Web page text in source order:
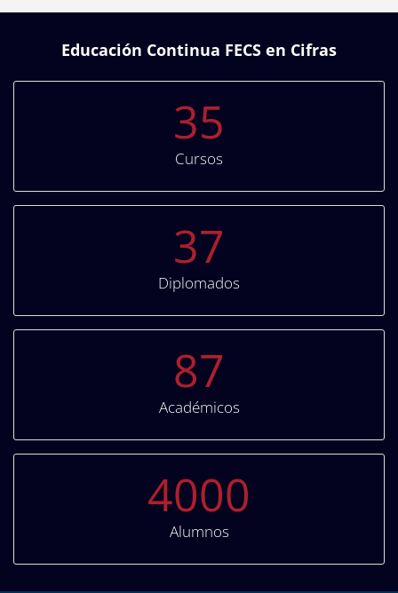
Educación Continua FECS en Cifras
35
Cursos
37
Diplomados
87
Académicos
4000
Alumnos